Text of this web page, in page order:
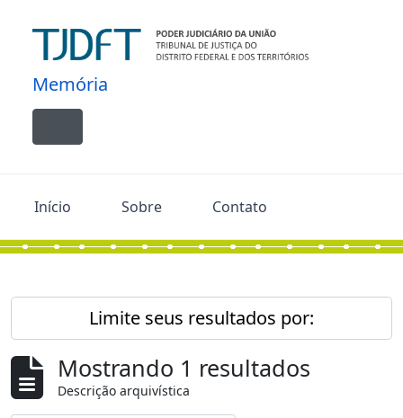
Memória
Toggle navigation
Início Sobre Contato
Limite seus resultados por:
Mostrando 1 resultados
Descrição arquivística